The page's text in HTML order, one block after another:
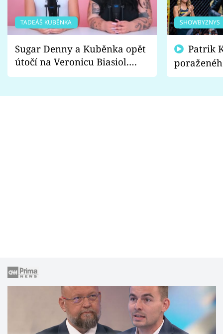
TADEÁŠ KUBĚNKA
Sugar Denny a Kuběnka opět
útočí na Veronicu Biasiol.
Proč je podle nich falešná a
SHOWBYZNYS
fanoušci